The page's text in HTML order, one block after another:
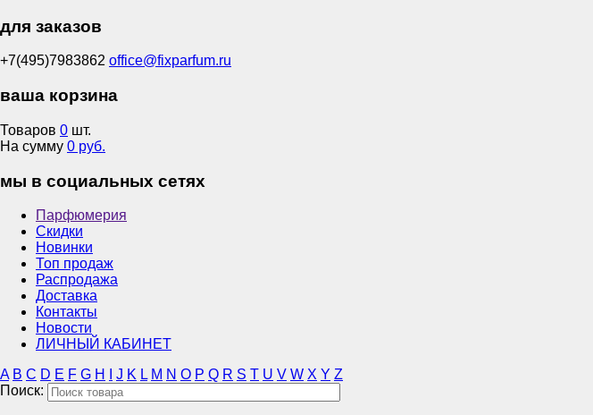
для заказов
+7(495)7983862 office@fixparfum.ru
ваша корзина
Товаров 0 шт.
На сумму 0 руб.
мы в социальных сетях
Парфюмерия
Скидки
Новинки
Топ продаж
Распродажа
Доставка
Контакты
Новости
ЛИЧНЫЙ КАБИНЕТ
A B C D E F G H J K L M N O P Q R S T U V W X Y Z
Поиск: